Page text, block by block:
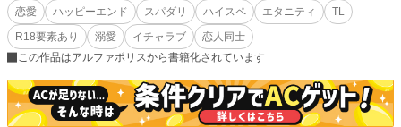
ッチングアプリ「DE@E-デアッテ-」への登録をした。
だが興味本位で登録したということもあり、なかなかピンと来る人もいない。
そんな中、DE@Eでパーティーイベントが行われることに。
心感のある一人の男性だった。
彼の名前は【成瀬ハルト】。
意気投合した二人は、実際にマッチングアプリでマッチを試みると相性抜群、話
恋愛
ハッピーエンド スパダリ ハイスペ エタニティ
TL
R18要素あり
溺愛 イチャラブ
恋人同士
この作品はアルファポリスから書籍化されています